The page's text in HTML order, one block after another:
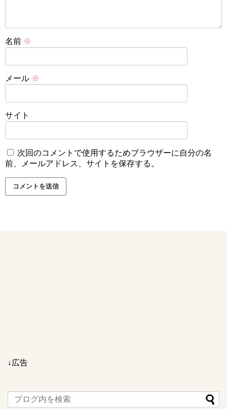
名前 ※
メール ※
サイト
次回のコメントで使用するためブラウザーに自分の名
前、メールアドレス、サイトを保存する。
↓広告